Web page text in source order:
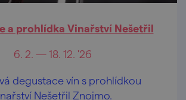
a prohlídka Vinařství Nešetřil
6. 2. — 18. 12. '26
degustace vín s prohlídkou
Nešetřil Znojmo.